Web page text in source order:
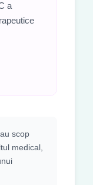
a
scop
medical,